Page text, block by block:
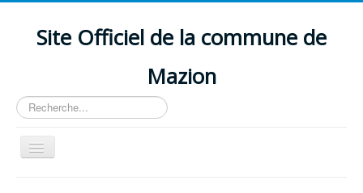
Site Officiel de la commune de
Mazion
Rechercher
Basculer
la